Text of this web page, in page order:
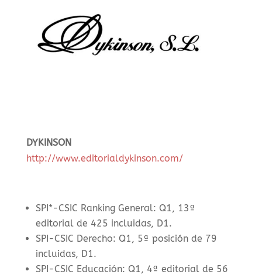
DYKINSON
http://www.editorialdykinson.com/
SPI*-CSIC Ranking General: Q1, 13ª
editorial de 425 incluidas, D1.
SPI-CSIC Derecho: Q1, 5ª posición de 79
incluidas, D1.
SPI-CSIC Educación: Q1, 4ª editorial de 56